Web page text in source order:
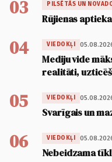
03 PILSĒTĀS UN
Rūjienas
04 VIEDOKĻI
Mediju vide
realitāti,
05 VIEDOKĻI
Svarīgais un
06 VIEDOKĻI
Nebeidzama